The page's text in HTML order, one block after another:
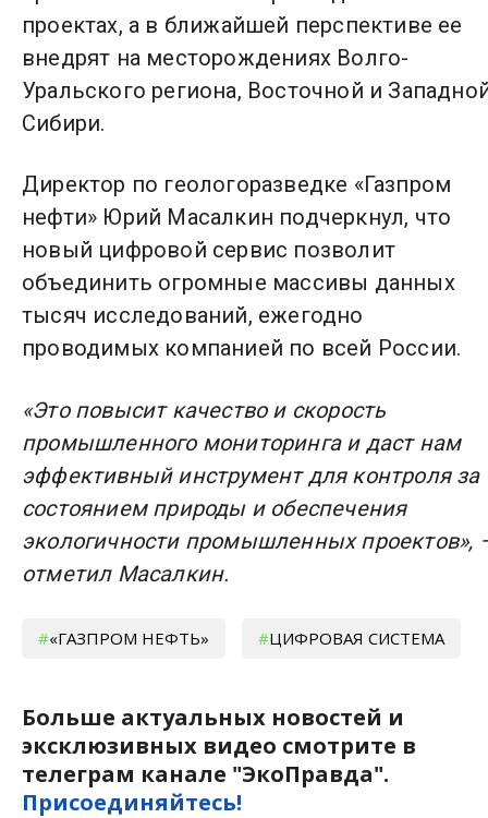
проектах, а в ближайшей перспективе ее
внедрят на месторождениях Волго-
Уральского региона, Восточной и
Сибири.
Директор по геологоразведке «Газпром
нефти» Юрий Масалкин подчеркнул, что
новый цифровой сервис позволит
объединить огромные массивы данных
тысяч исследований, ежегодно
проводимых компанией по всей России.
«Это повысит качество и скорость
промышленного мониторинга и даст нам
эффективный инструмент для контроля за
состоянием природы и обеспечения
экологичности промышленных проектов»,
отметил Масалкин.
«ГАЗПРОМ НЕФТЬ» ЦИФРОВАЯ СИСТЕМА
Больше актуальных новостей и
эксклюзивных видео смотрите в
телеграм канале "ЭкоПравда".
Присоединяйтесь!